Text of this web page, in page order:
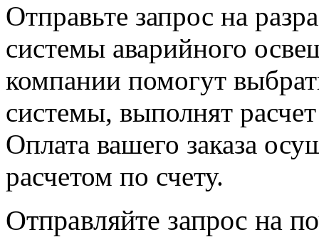
Отправьте запрос на
системы аварийного
компании помогут
системы, выполнят
Оплата вашего заказа
расчетом по счету.
Отправляйте запрос на